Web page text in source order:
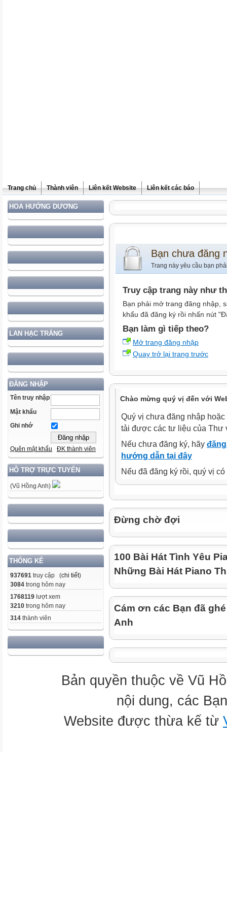
Trang chủ Thành viên Liên kết Website Liên kết các báo
HOA HƯỚNG DƯƠNG
LAN HẠC TRẮNG
ĐĂNG NHẬP
Tên truy nhập
Mật khẩu
Ghi nhớ
Quên mật khẩu ĐK thành viên
HỖ TRỢ TRỰC TUYẾN
(Vũ Hồng Anh)
THỐNG KÊ
937691 truy cập (chi tiết)
3084 trong hôm nay
1768119 lượt xem
3210 trong hôm nay
314 thành viên
Bạn chưa đăng
Trang này yêu cầu bạn
Truy cập trang này như
Bạn phải mở trang đăng nhập,
khẩu đã đăng ký rồi nhấn nút
Bạn làm gì tiếp theo?
Mở trang đăng nhập
Quay trở lại trang trước
Chào mừng quý vị đến với
Quý vị chưa đăng nhập
tải được các tư liệu của Thư
Nếu chưa đăng ký, hãy
hướng dẫn tại đây
Nếu đã đăng ký rồi, quý vị
Đừng chờ đợi
100 Bài Hát Tình Yêu
Những Bài Hát Piano
Cám ơn các Bạn đã
Anh
Bản quyền thuộc về Vũ
nội dung, các
Website được thừa kế từ